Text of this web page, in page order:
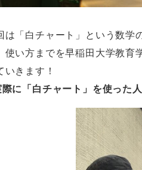
は「白チャート」という数学
使い方までを早稲田大学教育
いきます！
に「白チャート」を使った